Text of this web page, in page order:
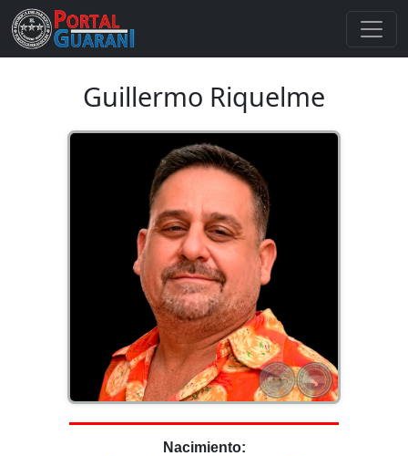
Guillermo Riquelme
Nacimiento: